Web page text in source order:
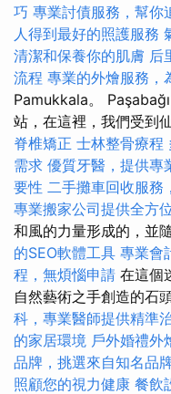
巧 專業討債服務，幫你
人得到最好的照護服務
清潔和保養你的肌膚 后
流程 專業的外燴服務，
Pamukkala。
站，在這裡，我們受到
脊椎矯正 士林整骨療程
需求 優質牙醫，提供專
要性 二手攤車回收服務
專業搬家公司提供全方
和風的力量形成的，並
的SEO軟體工具 專業會
程，無煩惱申請 在這個
自然藝術之手創造的石
科，專業醫師提供精準
的家居環境 戶外婚禮外
品牌，挑選來自知名品
照顧您的視力健康 餐飲